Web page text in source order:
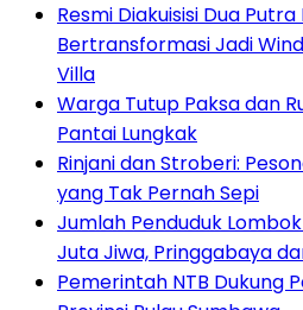
Resmi Diakuisisi Dua
Bertransformasi Jadi
Villa
Warga Tutup Paksa dan
Pantai Lungkak
Rinjani dan Stroberi:
yang Tak Pernah Sepi
Jumlah Penduduk
Juta Jiwa, Pringgabaya
Pemerintah NTB Dukung